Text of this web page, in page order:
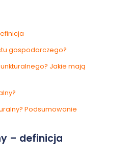
gospodarczego?
Jakie mają
Podsumowanie
– definicja